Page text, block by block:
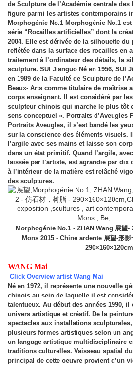
de Sculpture de l’Académie centrale des
figure parmi les artistes contemporains
Morphogénie No.1 Morphogénie No.1
série “Rocailles artificielles” dont la
2004. Elle est dérivée de la silhouette
reflétée dans la surface des rocailles en
traitement à l’ordinateur des détails, la
sculpture. SUI Jianguo Né en 1956, SUI
en 1989 de la Faculté de Sculpture de
Beaux- Arts comme titulaire de maîtrise
corps enseignant. Il est considéré par
sculpteur chinois qui marche le plus tôt
sens conceptuel ». Portraits d’Aveugles
Portraits Aveugles, il s’est bandé les
sur la conscience des éléments visuels.
l’argile avec ses mains et laisse son
dans un état primitif. Quand l’argile,
laissée par l’artiste, est agrandie par
à l’intérieur de la matière est relâché
des sculptures.
Morphogénie No.1 - ZHAN Wang 展望-
Mons 2015 - Chine ardente 展望-形影
290×160×120cm
WANG Mai
Click Overview artist Wang Mai
Né en 1972, il représente une nouvelle
chinois au sein de laquelle il est
talentueux. Au début des années 1990,
univers artistique et créatif. De la
spectacles aux installations sculpturales,
plusieurs formes artistiques selon un
un langage artistique multidisciplinaire
traditions culturelles. Vaisseau spatial
principal de cette oeuvre provient d’un